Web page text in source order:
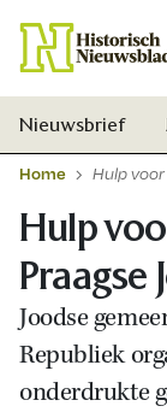
Nieuwsbrief
Home Hulp voor
Hulp
Praagse
Joodse
Republiek
onderdrukte